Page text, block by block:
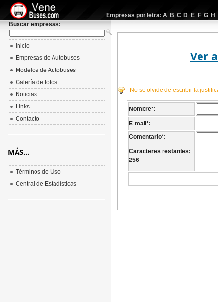
Empresas por letra: A B C D E F G H
Buscar empresas:
Ver
No se olvide de escribir la
Nombre*:
E-mail*:
Comentario*:
Caracteres restantes:
256
Inicio
Empresas de Autobuses
Modelos de Autobuses
Galería de fotos
Noticias
Links
Contacto
MÁS...
Términos de Uso
Central de Estadísticas